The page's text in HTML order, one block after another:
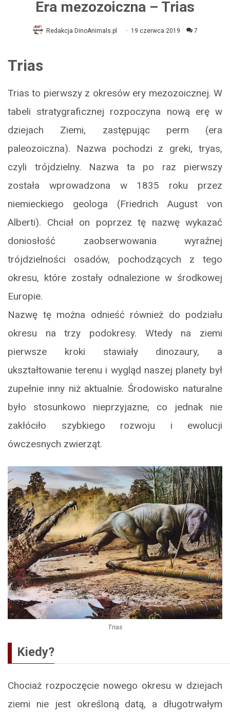
Era mezozoiczna – Trias
Redakcja DinoAnimals.pl 19 czerwca 2019 7
Trias
Trias to pierwszy z okresów ery mezozoicznej. W
tabeli stratygraficznej rozpoczyna nową erę w
dziejach Ziemi, zastępując perm (era
paleozoiczna). Nazwa pochodzi z greki, tryas,
czyli trójdzielny. Nazwa ta po raz pierwszy
została wprowadzona w 1835 roku przez
niemieckiego geologa (Friedrich August von
Alberti). Chciał on poprzez tę nazwę wykazać
doniosłość zaobserwowania wyraźnej
trójdzielności osadów, pochodzących z tego
okresu, które zostały odnalezione w środkowej
Europie.
Nazwę tę można odnieść również do podziału
okresu na trzy podokresy. Wtedy na ziemi
pierwsze kroki stawiały dinozaury, a
ukształtowanie terenu i wygląd naszej planety był
zupełnie inny niż aktualnie. Środowisko naturalne
było stosunkowo nieprzyjazne, co jednak nie
zakłóciło szybkiego rozwoju i ewolucji
ówczesnych zwierząt.
Trias
Kiedy?
Chociaż rozpoczęcie nowego okresu w dziejach
ziemi nie jest określoną datą, a długotrwałym